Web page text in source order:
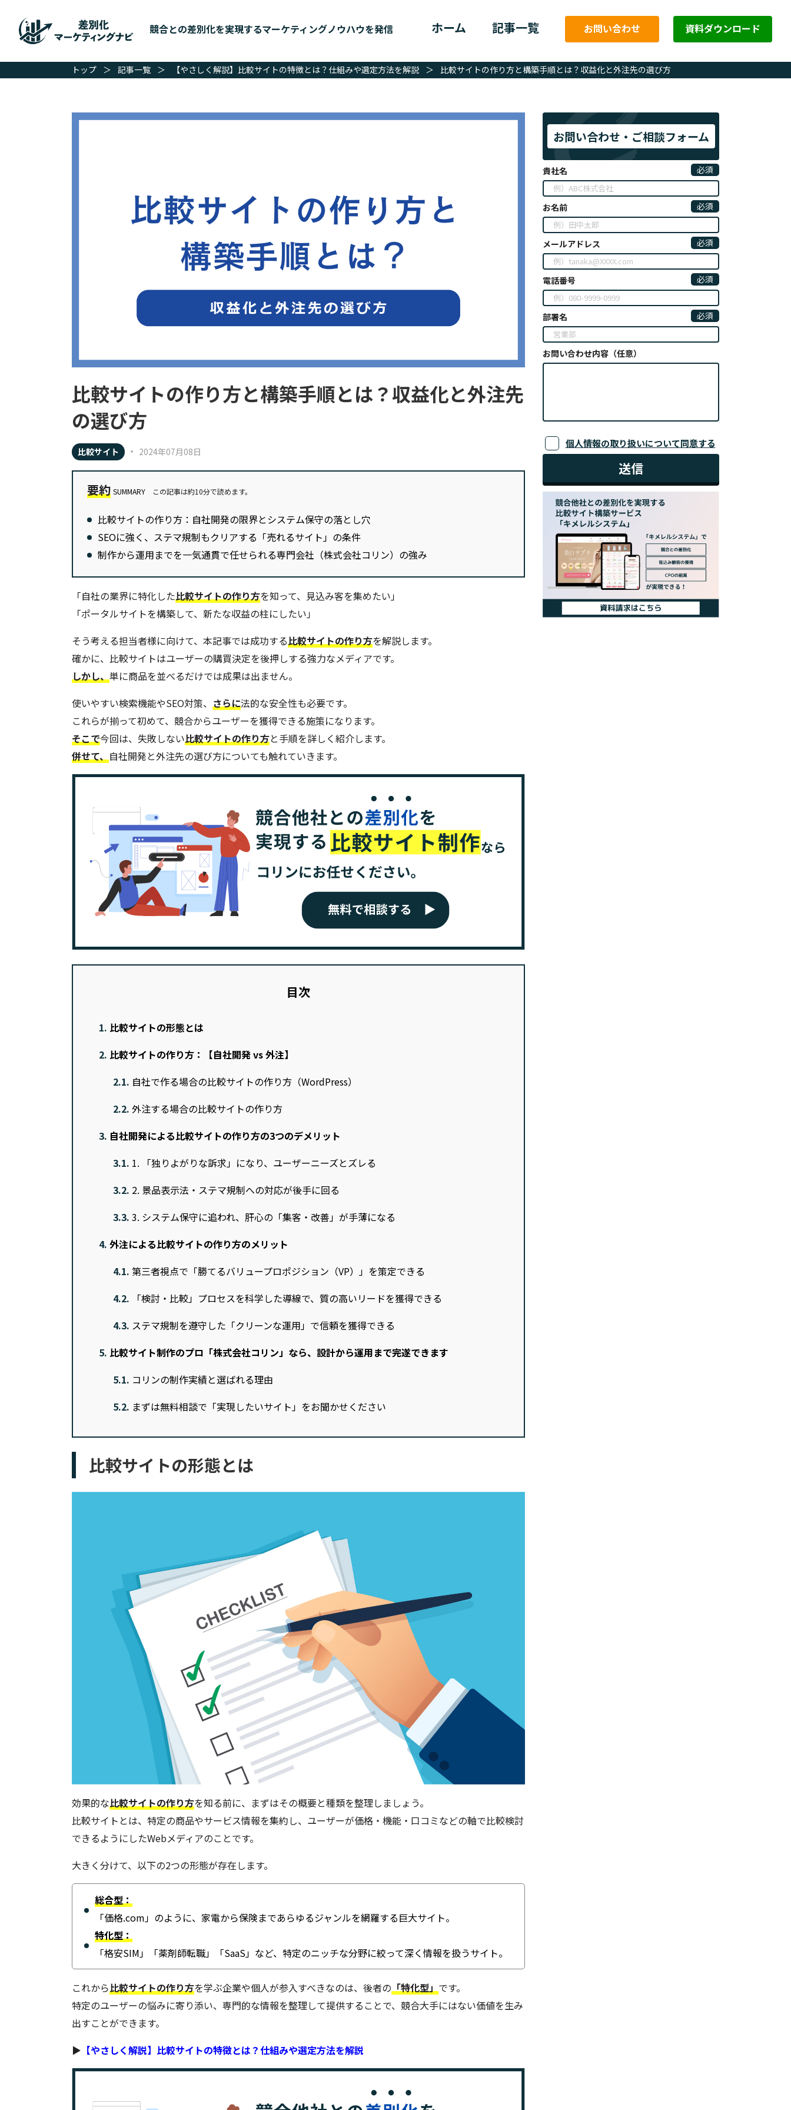
競合との差別化を実現するマーケティングノウハウを発信 ホーム 記事一覧 お問い合わせ 資料ダウンロード
トップ ＞ 記事一覧 ＞ 【やさしく解説】比較サイトの特徴とは？仕組みや選定方法を解説 ＞ 比較サイトの作り方と構築手順とは？収益化と外注先の選び方
比較サイトの作り方と構築手順とは？収益化と外注先
の選び方
比較サイト ・ 2024年07月08日
要約 SUMMARY この記事は約10分で読めます。
比較サイトの作り方：自社開発の限界とシステム保守の落とし穴
SEOに強く、ステマ規制もクリアする「売れるサイト」の条件
制作から運用までを一気通貫で任せられる専門会社（株式会社コリン）の強み
「自社の業界に特化した比較サイトの作り方を知って、見込み客を集めたい」
「ポータルサイトを構築して、新たな収益の柱にしたい」
そう考える担当者様に向けて、本記事では成功する比較サイトの作り方を解説します。
確かに、比較サイトはユーザーの購買決定を後押しする強力なメディアです。
しかし、単に商品を並べるだけでは成果は出ません。
使いやすい検索機能やSEO対策、 さらに法的な安全性も必要です。
これらが揃って初めて、競合からユーザーを獲得できる施策になります。
そこで今回は、失敗しない比較サイトの作り方と手順を詳しく紹介します。
併せて、自社開発と外注先の選び方についても触れていきます。
目次
1. 比較サイトの形態とは
2. 比較サイトの作り方：【自社開発 vs 外注】
2.1. 自社で作る場合の比較サイトの作り方（WordPress）
2.2. 外注する場合の比較サイトの作り方
3. 自社開発による比較サイトの作り方の3つのデメリット
3.1. 1. 「独りよがりな訴求」になり、ユーザーニーズとズレる
3.2. 2. 景品表示法・ステマ規制への対応が後手に回る
3.3. 3. システム保守に追われ、肝心の「集客・改善」が手薄になる
4. 外注による比較サイトの作り方のメリット
4.1. 第三者視点で「勝てるバリュープロポジション（VP）」を策定できる
4.2. 「検討・比較」プロセスを科学した導線で、質の高いリードを獲得できる
4.3. ステマ規制を遵守した「クリーンな運用」で信頼を獲得できる
5. 比較サイト制作のプロ「株式会社コリン」なら、設計から運用まで完遂できます
5.1. コリンの制作実績と選ばれる理由
5.2. まずは無料相談で「実現したいサイト」をお聞かせください
比較サイトの形態とは
効果的な比較サイトの作り方を知る前に、まずはその概要と種類を整理しましょう。
比較サイトとは、特定の商品やサービス情報を集約し、ユーザーが価格・機能・口コミなどの軸で比較検討
できるようにしたWebメディアのことです。
大きく分けて、以下の2つの形態が存在します。
総合型：
「価格.com」のように、家電から保険まであらゆるジャンルを網羅する巨大サイト。
特化型：
「格安SIM」「薬剤師転職」「SaaS」など、特定のニッチな分野に絞って深く情報を扱うサイト。
これから比較サイトの作り方を学ぶ企業や個人が参入すべきなのは、後者の「特化型」です。
特定のユーザーの悩みに寄り添い、専門的な情報を整理して提供することで、競合大手にはない価値を生み
出すことができます。
▶ 【やさしく解説】比較サイトの特徴とは？仕組みや選定方法を解説
お問い合わせ・ご相談フォーム
貴社名 必須
お名前 必須
メールアドレス 必須
電話番号 必須
部署名 必須
お問い合わせ内容（任意）
個人情報の取り扱いについて同意する